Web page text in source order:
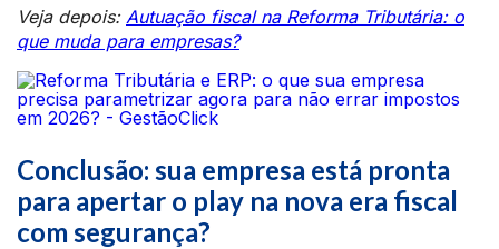
Veja depois: Autuação fiscal na Reforma Tributária: o
que muda para empresas?
Conclusão: sua empresa está pronta
para apertar o play na nova era fiscal
com segurança?